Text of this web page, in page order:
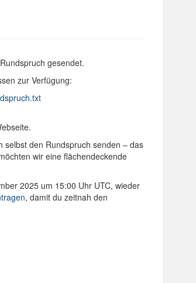
gesendet.
zur Verfügung:
selbst den Rundspruch senden – das
wir eine flächendeckende
2025 um 15:00 Uhr UTC, wieder
, damit du zeitnah den